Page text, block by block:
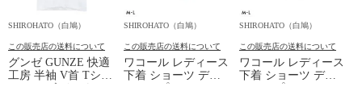
SHIROHATO（白鳩）
この販売店の送料について
グンゼ GUNZE 快適
工房 半袖 V首 Tシャ
ツ メンズ インナー
SHIROHATO（白鳩）
この販売店の送料について
ワコール レディース
下着 ショーツ ディ
アヒップショーツ
SHIROHATO（白鳩）
この販売店の送料について
ワコール レディース
下着 ショーツ ディ
アヒップショーツ